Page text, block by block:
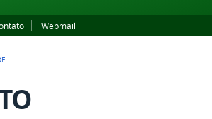
Webmail